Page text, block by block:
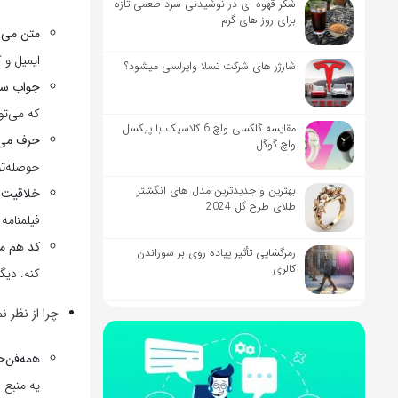
شکر قهوه ای در نوشیدنی سرد طعمی تازه
برای روز های گرم
شارژر های شرکت تسلا وایرلسی میشود؟
مقایسه گلکسی واچ 6 کلاسیک با پیکسل
واچ گوگل
بهترین و جدیدترین مدل های انگشتر
طلای طرح گل 2024
رمزگشایی تأثیر پیاده‌ روی بر سوزاندن
کالری
متن
ایمیل
جواب
که
حرف
کد هم
کنه.
چرا از نظر
یه